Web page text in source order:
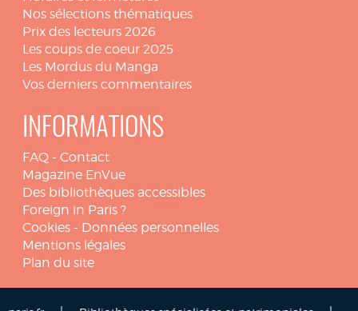
Nos sélections thématiques
Prix des lecteurs 2026
Les coups de coeur 2025
Les Mordus du Manga
Vos derniers commentaires
INFORMATIONS
FAQ - Contact
Magazine EnVue
Des bibliothèques accessibles
Foreign in Paris ?
Cookies - Données personnelles
Mentions légales
Plan du site